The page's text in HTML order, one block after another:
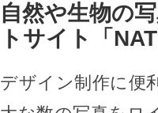
自然や生物の
トサイト「
デザイン制作に便